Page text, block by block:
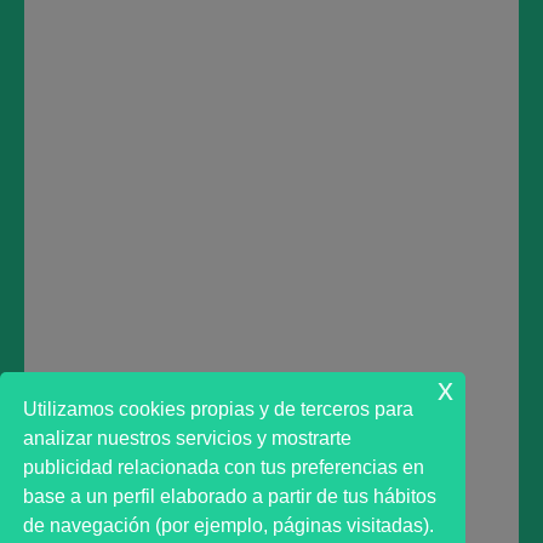
comentario.
Utilizamos cookies propias y de terceros para
analizar nuestros servicios y mostrarte
publicidad relacionada con tus preferencias en
base a un perfil elaborado a partir de tus hábitos
de navegación (por ejemplo, páginas visitadas).
x